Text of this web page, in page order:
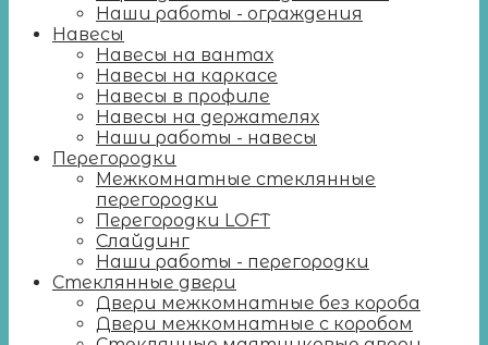
Наши работы - ограждения
Навесы
Навесы на вантах
Навесы на каркасе
Навесы в профиле
Навесы на держателях
Наши работы - навесы
Перегородки
Межкомнатные стеклянные
перегородки
Перегородки LOFT
Слайдинг
Наши работы - перегородки
Стеклянные двери
Двери межкомнатные без короба
Двери межкомнатные с коробом